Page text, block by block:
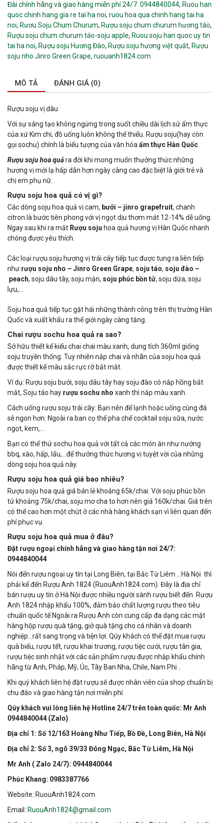
Đài chính hãng và giao hàng miễn phí 24/7: 0944840044, Ruou han
quoc chinh hang gia re tai ha noi, ruou hoa qua chinh hang tai ha
noi, Rươu Soju Chum Churum, Rượu soju chum churum hương táo,
Rượu soju chum churum táo-soju apple, Ruou soju han quoc uy tin
tai ha noi, Rượu soju Hương Đào, Rượu soju hương việt quất, Rượu
soju nho Jinro Green Grape, ruouanh1824.com
MÔ TẢ ĐÁNH GIÁ (0)
Rượu soju vị dâu
Với sự sáng tạo không ngừng trong suốt chiều dài lịch sử ẩm thực
của xứ Kim chi, đồ uống luôn không thể thiếu. Rượu soju(hay còn
gọi sochu) chính là biểu tượng của văn hóa ẩm thực Hàn Quốc
Rượu soju hoa quảra đời khi mong muốn thưởng thức những
hương vị mới lạ hấp dẫn hơn ngày càng cao đặc biệt là giới trẻ và
chị em phụ nữ.
Rượu soju hoa quả có vị gì?
Các dòng soju hoa quả vị cam, bưởi – jinro grapefruit, chanh
citron là bước tiên phong với vị ngọt dịu thơm mát 12-14% dễ uống.
Ngay sau khi ra mắt Rượu soju hoa quả hương vị Hàn Quốc nhanh
chóng được yêu thích.
Các loại rượu soju hương vị trái cây tiếp tục được tung ra liên tiếp
như rượu soju nho – Jinro Green Grape, soju táo, soju đào –
peach, soju dâu tây, soju mận, soju phúc bồn tử, soju dứa, soju
lựu,…
Soju hoa quả tiếp tục gặt hái những thành công trên thị trường Hàn
Quốc và xuất khẩu ra thế giới ngày càng tăng.
Chai rượu sochu hoa quả ra sao?
Sở hữu thiết kế kiểu chai chai màu xanh, dung tích 360ml giống
soju truyền thống. Tuy nhiên nắp chai và nhãn của soju hoa quả
được thiết kế màu sắc rực rỡ bắt mắt.
Ví dụ: Rượu soju bưởi, soju dâu tây hay soju đào có nắp hồng bắt
mắt, Soju táo hay rượu sochu nho xanh thì nắp màu xanh.
Cách uống rượu soju trái cây: Bạn nên để lạnh hoặc uống cùng đá
sẽ ngon hơn. Ngoài ra ban cọ thể pha chế cocktail soju sữa, nước
ngọt, kem,…
Bạn có thể thử sochu hoa quả với tất cả các món ăn như nướng
bbq, xào, hấp, lẩu,…để thưởng thức hương vị tuyệt vời của những
dòng soju hoa quả này.
Rượu soju hoa quả giá bao nhiêu?
Rượu soju hoa quả giá bán lẻ khoảng 65k/chai. Với soju phúc bồn
tử khoảng 75k/chai, soju mơ cha to hơn nên giá 160k/chai. Giá trên
có thể cao hơn một chút ở các nhà hàng khách sạn vì liên quan đến
phí phục vụ.
Rượu soju hoa quả mua ở đâu?
Đặt rượu ngoại chính hãng và giao hàng tận nơi 24/7:
0944840044
Nói đến rượu ngoại uy tín tại Long Biên, tại Bắc Từ Liêm …Hà Nội thì
phải kể đến Rượu Anh 1824 (RuouAnh1824.com). Đây là địa chỉ
bán rượu uy tín ở Hà Nội được nhiều người sành rượu biết đến. Rượu
Anh 1824 nhập khẩu 100%, đảm bảo chất lượng rượu theo tiêu
chuẩn quốc tế.Ngoài ra Rượu Anh còn cung cấp đa dạng các mặt
hàng hộp rượu quà tặng, giở quà tặng cho cá nhân và doanh
nghiệp…rất sang trọng và tiện lợi. Qúy khách có thể đặt mua rượu
quà biếu, rượu tết, rượu khai trương, rượu tiệc cưới, rượu tân gia,
rượu tiệc sinh nhật với các sản phẩm rượu được nhập khẩu chính
hãng từ Anh, Pháp, Mỹ, Úc, Tây Ban Nha, Chile, Nam Phi…
Khi quý khách liên hệ đặt rượu sẽ được nhân viên của shop chuẩn bị
chu đáo và giao hàng tận nơi miễn phí.
Qúy khách vui lòng liên hệ Hotline 24/7 trên toàn quốc: Mr Anh
0944840044 (Zalo)
Địa chỉ 1: Số 12/163 Hoàng Như Tiếp, Bồ Đề, Long Biên, Hà Nội
Địa chỉ 2: Số 3, ngõ 39/33 Đông Ngạc, Bắc Từ Liêm, Hà Nội
Mr Anh ( Zalo 24/7): 0944840044
Phúc Khang: 0983387766
Website: RuouAnh1824.com
Email: RuouAnh1824@gmail.com